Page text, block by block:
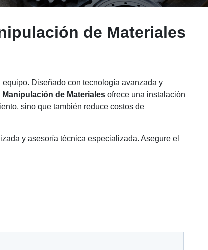
de Materiales
Diseñado con tecnología avanzada y
de Materiales ofrece una instalación
sino que también reduce costos de
y asesoría técnica especializada. Asegure el